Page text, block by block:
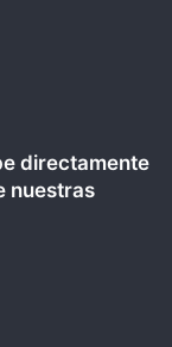
directamente
nuestras